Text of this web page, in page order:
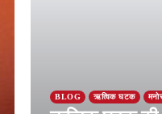
BLOG ऋत्विक घटक